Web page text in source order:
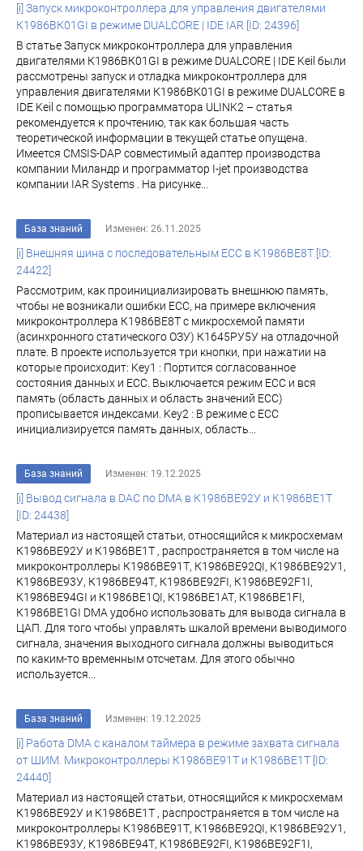
[i] Запуск микроконтроллера для управления двигателями
К1986ВК01GI в режиме DUALCORE | IDE IAR [ID: 24396]
В статье Запуск микроконтроллера для управления
двигателями К1986ВК01GI в режиме DUALCORE | IDE Keil были
рассмотрены запуск и отладка микроконтроллера для
управления двигателями К1986ВК01GI в режиме DUALCORE в
IDE Keil с помощью программатора ULINK2 – статья
рекомендуется к прочтению, так как большая часть
теоретической информации в текущей статье опущена.
Имеется CMSIS-DAP совместимый адаптер производства
компании Миландр и программатор I-jet производства
компании IAR Systems . На рисунке...
База знаний Изменен: 26.11.2025
[i] Внешняя шина с последовательным ECC в К1986ВЕ8Т [ID:
24422]
Рассмотрим, как проинициализировать внешнюю память,
чтобы не возникали ошибки ECC, на примере включения
микроконтроллера К1986ВЕ8Т с микросхемой памяти
(асинхронного статического ОЗУ) К1645РУ5У на отладочной
плате. В проекте используется три кнопки, при нажатии на
которые происходит: Key1 : Портится согласованное
состояния данных и ECC. Выключается режим ECC и вся
память (область данных и область значений ЕСС)
прописывается индексами. Key2 : В режиме с ECC
инициализируется память данных, область...
База знаний Изменен: 19.12.2025
[i] Вывод сигнала в DAC по DMA в К1986ВЕ92У и К1986ВЕ1Т
[ID: 24438]
Материал из настоящей статьи, относящийся к микросхемам
К1986ВЕ92У и К1986ВЕ1Т , распространяется в том числе на
микроконтроллеры К1986ВЕ91Т, К1986ВЕ92QI, К1986ВЕ92У1,
К1986ВЕ93У, К1986ВЕ94Т, К1986ВЕ92FI, К1986ВЕ92F1I,
К1986ВЕ94GI и К1986ВЕ1QI, К1986ВЕ1АТ, К1986ВЕ1FI,
К1986ВЕ1GI DMA удобно использовать для вывода сигнала в
ЦАП. Для того чтобы управлять шкалой времени выводимого
сигнала, значения выходного сигнала должны выводиться
по каким-то временным отсчетам. Для этого обычно
используется...
База знаний Изменен: 19.12.2025
[i] Работа DMA c каналом таймера в режиме захвата сигнала
от ШИМ. Микроконтроллеры К1986ВЕ91Т и К1986ВЕ1Т [ID:
24440]
Материал из настоящей статьи, относящийся к микросхемам
К1986ВЕ92У и К1986ВЕ1Т , распространяется в том числе на
микроконтроллеры К1986ВЕ91Т, К1986ВЕ92QI, К1986ВЕ92У1,
К1986ВЕ93У, К1986ВЕ94Т, К1986ВЕ92FI, К1986ВЕ92F1I,